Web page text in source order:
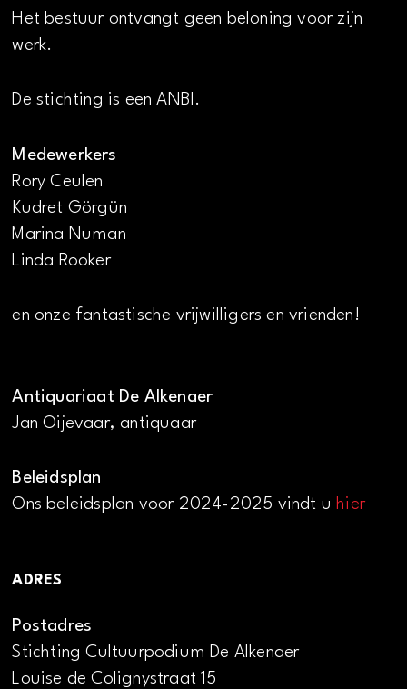
Het bestuur ontvangt geen beloning voor zijn
werk.
De stichting is een ANBI.
Medewerkers
Rory Ceulen
Kudret Görgün
Marina Numan
Linda Rooker
en onze fantastische vrijwilligers en vrienden!
Antiquariaat De Alkenaer
Jan Oijevaar, antiquaar
Beleidsplan
Ons beleidsplan voor 2024-2025 vindt uhier
ADRES
Postadres
Stichting Cultuurpodium De Alkenaer
Louise de Colignystraat 15